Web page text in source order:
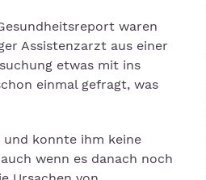
waren
Assistenzarzt aus einer
etwas mit ins
einmal gefragt, was
und konnte ihm keine
wenn es danach noch